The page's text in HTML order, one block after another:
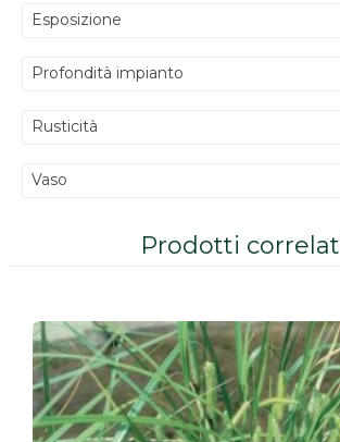
Esposizione
Profondità impianto
Rusticità
Vaso
Prodotti